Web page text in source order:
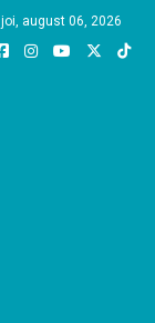
joi, august 06, 2026